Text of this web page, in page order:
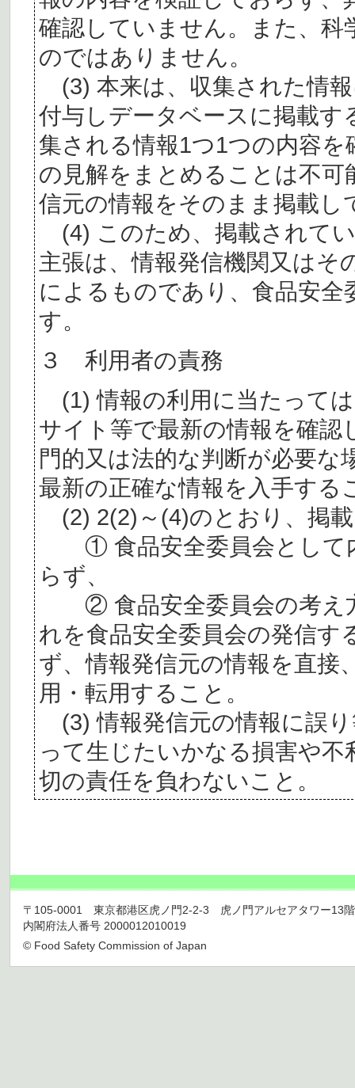
確認していません。また、
のではありません。
(3) 本来は、収集された情
付与しデータベースに掲載
集される情報1つ1つの内容
の見解をまとめることは不
信元の情報をそのまま掲載し
(4) このため、掲載されて
主張は、情報発信機関又はそ
によるものであり、食品安
す。
３ 利用者の責務
(1) 情報の利用に当たって
サイト等で最新の情報を確認
門的又は法的な判断が必要
最新の正確な情報を入手する
(2) 2(2)～(4)のとおり、掲
① 食品安全委員会として
らず、
② 食品安全委員会の考え
れを食品安全委員会の発信す
ず、情報発信元の情報を直接
用・転用すること。
(3) 情報発信元の情報に誤
って生じたいかなる損害や
切の責任を負わないこと。
〒105-0001 東京都港区虎ノ門2-2-3 虎ノ門アルセアタワー13
内閣府法人番号 2000012010019
© Food Safety Commission of Japan